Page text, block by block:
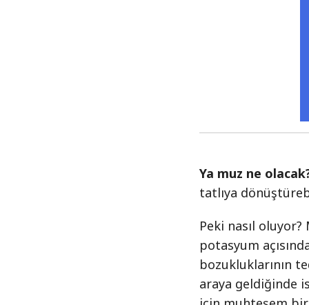
Ya muz ne
tatlıya
Peki nasıl
potasyum
bozukluklarının
araya geldiğinde